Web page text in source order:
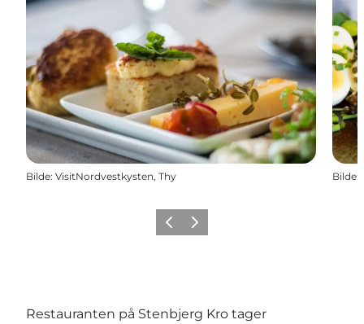
Bilde: VisitNordvestkysten, Thy Bilde:
ForrigeNeste
Restauranten på Stenbjerg Kro tager